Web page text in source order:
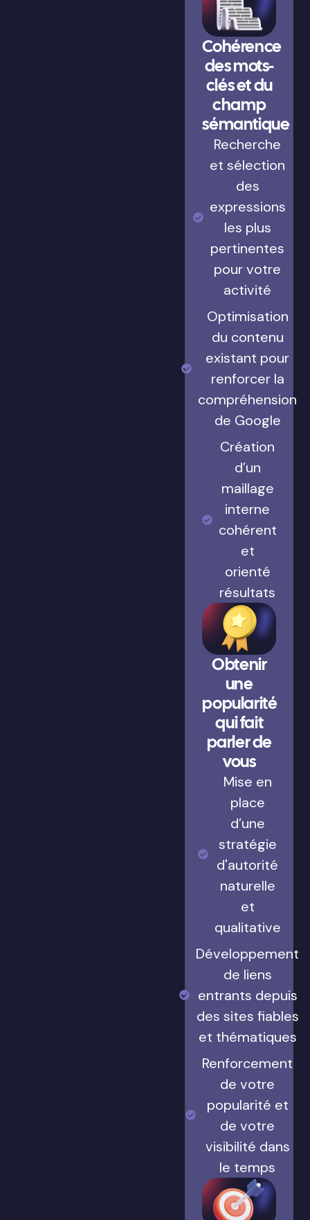
Cohérence
des mots-
clés et du
champ
sémantique
Recherche
et sélection
des
expressions
les plus
pertinentes
pour votre
activité
Optimisation
du contenu
existant pour
renforcer la
compréhension
de Google
Création
d’un
maillage
interne
cohérent
et
orienté
résultats
Obtenir
une
popularité
qui fait
parler de
vous
Mise en
place
d’une
stratégie
d'autorité
naturelle
et
qualitative
Développement
de liens
entrants depuis
des sites fiables
et thématiques
Renforcement
de votre
popularité et
de votre
visibilité dans
le temps